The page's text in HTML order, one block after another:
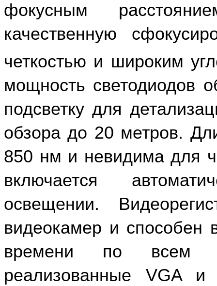
фокусным
качественную
четкостью и широким
мощность светодиодов
подсветку для
обзора до 20 метров.
850 нм и невидима для
включается
освещении.
видеокамер и способен
времени по всем
реализованные VGA